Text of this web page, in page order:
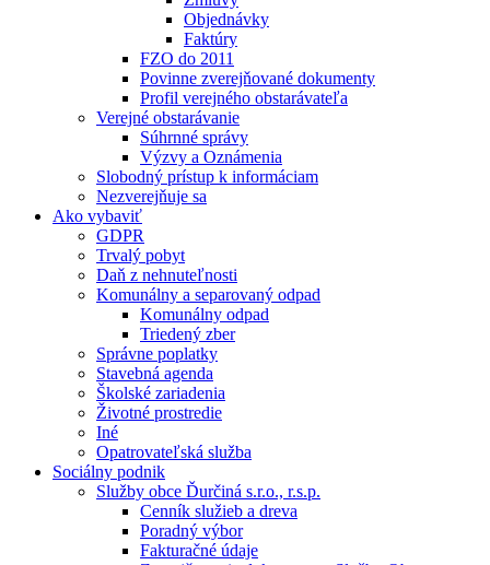
Objednávky
Faktúry
FZO do 2011
Povinne zverejňované dokumenty
Profil verejného obstarávateľa
Verejné obstarávanie
Súhrnné správy
Výzvy a Oznámenia
Slobodný prístup k informáciam
Nezverejňuje sa
Ako vybaviť
GDPR
Trvalý pobyt
Daň z nehnuteľnosti
Komunálny a separovaný odpad
Komunálny odpad
Triedený zber
Správne poplatky
Stavebná agenda
Školské zariadenia
Životné prostredie
Iné
Opatrovateľská služba
Sociálny podnik
Služby obce Ďurčiná s.r.o., r.s.p.
Cenník služieb a dreva
Poradný výbor
Fakturačné údaje